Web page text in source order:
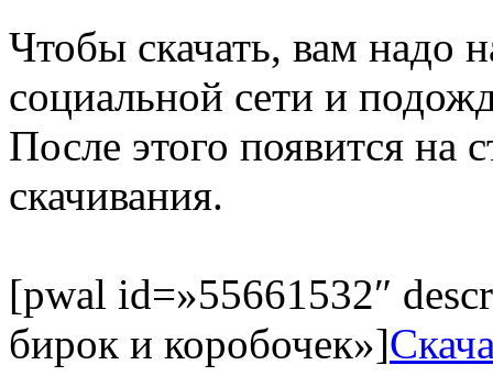
Чтобы скачать, вам надо
социальной сети и
После этого появится на
скачивания.
[pwal id=»55661532″
бирок и коробочек»]